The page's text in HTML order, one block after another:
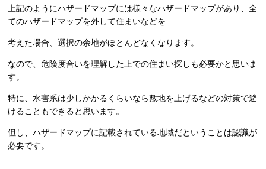
上記のようにハザードマップには様々なハザードマップがあり、全
てのハザードマップを外して住まいなどを
考えた場合、選択の余地がほとんどなくなります。
なので、危険度合いを理解した上での住まい探しも必要かと思いま
す。
特に、水害系は少しかかるくらいなら敷地を上げるなどの対策で避
けることもできると思います。
但し、ハザードマップに記載されている地域だということは認識が
必要です。